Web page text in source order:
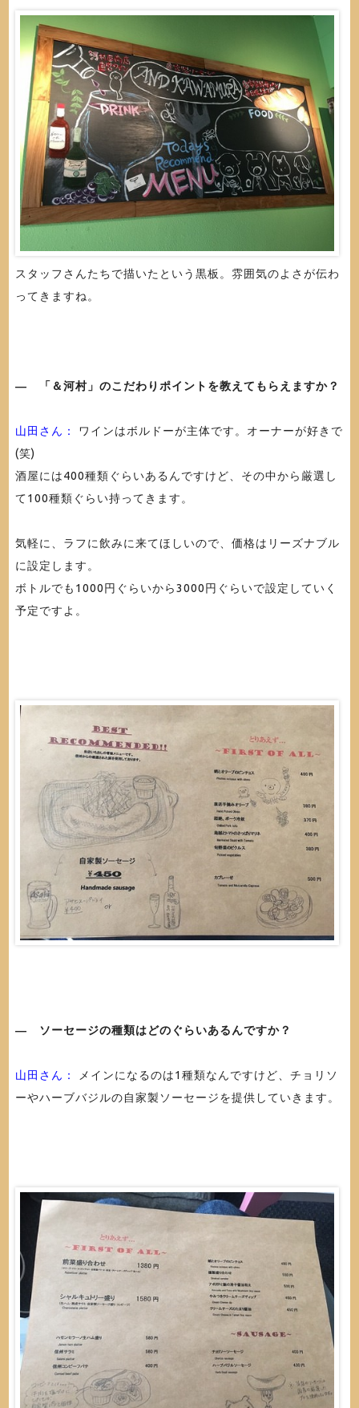
スタッフさんたちで描いたという黒板。雰囲気のよさが伝わ
ってきますね。
― 「＆河村」のこだわりポイントを教えてもらえますか？
山田さん：
ワインはボルドーが主体です。オーナーが好きで
(笑)
酒屋には400種類ぐらいあるんですけど、その中から厳選し
て100種類ぐらい持ってきます。
気軽に、ラフに飲みに来てほしいので、価格はリーズナブル
に設定します。
ボトルでも1000円ぐらいから3000円ぐらいで設定していく
予定ですよ。
― ソーセージの種類はどのぐらいあるんですか？
山田さん：
メインになるのは1種類なんですけど、チョリソ
ーやハーブバジルの自家製ソーセージを提供していきます。